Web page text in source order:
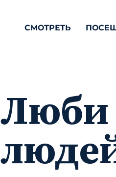
СМОТРЕТЬ
Люби